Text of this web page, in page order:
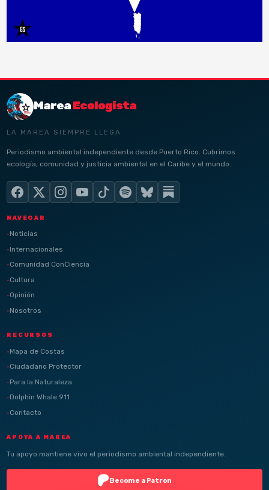
MareaEcologista
LA MAREA SIEMPRE LLEGA
Periodismo ambiental independiente desde Puerto Rico. Cubrimos
ecología, comunidad y justicia ambiental en el Caribe y el mundo.
NAVEGAR
Noticias
Internacionales
Comunidad ConCiencia
Cultura
Opinión
Nosotros
RECURSOS
Mapa de Costas
Ciudadano Protector
Para la Naturaleza
Dolphin Whale 911
Contacto
APOYA A MAREA
Tu apoyo mantiene vivo el periodismo ambiental independiente.
Become a Patron